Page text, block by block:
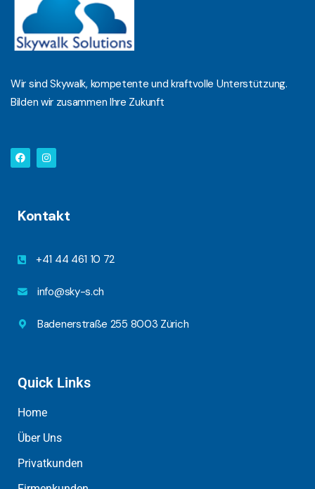
Wir sind Skywalk, kompetente und kraftvolle Unterstützung.
Bilden wir zusammen Ihre Zukunft
Kontakt
+41 44 461 10 72
info@sky-s.ch
Badenerstraße 255 8003 Zürich
Quick Links
Home
Über Uns
Privatkunden